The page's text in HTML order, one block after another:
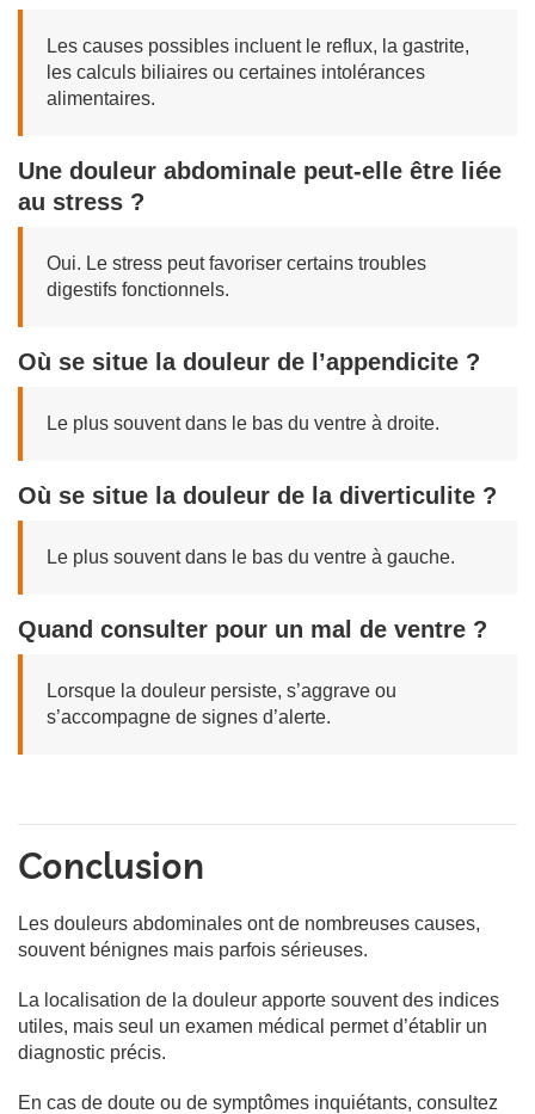
Les causes possibles incluent le reflux, la gastrite,
les calculs biliaires ou certaines intolérances
alimentaires.
Une douleur abdominale peut-elle être liée
au stress ?
Oui. Le stress peut favoriser certains troubles
digestifs fonctionnels.
Où se situe la douleur de l’appendicite ?
Le plus souvent dans le bas du ventre à droite.
Où se situe la douleur de la diverticulite ?
Le plus souvent dans le bas du ventre à gauche.
Quand consulter pour un mal de ventre ?
Lorsque la douleur persiste, s’aggrave ou
s’accompagne de signes d’alerte.
Conclusion
Les douleurs abdominales ont de nombreuses causes,
souvent bénignes mais parfois sérieuses.
La localisation de la douleur apporte souvent des indices
utiles, mais seul un examen médical permet d’établir un
diagnostic précis.
En cas de doute ou de symptômes inquiétants, consultez